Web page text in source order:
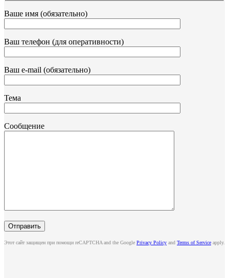
Ваше имя (обязательно)
Ваш телефон (для оперативности)
Ваш e-mail (обязательно)
Тема
Сообщение
Этот сайт защищен при помощи reCAPTCHA and the Google Privacy Policy and Terms of Service apply.